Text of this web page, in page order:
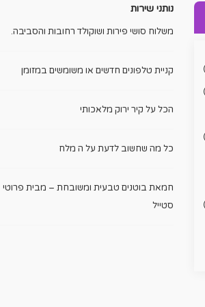
נותני שירות
משלוח סושי פירות ושוקולד רחובות והסביבה.
קניית טלפונים חדשים או משומשים במזומן
הכל על קיר ירוק מלאכותי
כל מה שחשוב לדעת על ה מלח
חמאת בוטנים טבעית ומשובחת – מבית פרוטי
סטייל